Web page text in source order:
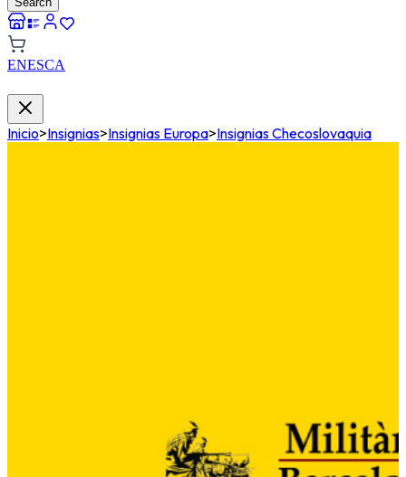
ENESCA
Inicio>Insignias>Insignias Europa>Insignias Checoslovaquia